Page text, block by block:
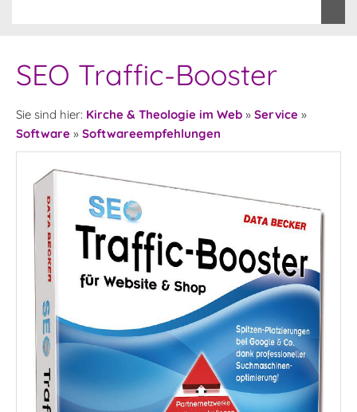
SEO Traffic-Booster
Sie sind hier: Kirche & Theologie im Web » Service »
Software » Softwareempfehlungen